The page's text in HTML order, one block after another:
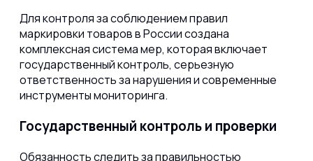
Для контроля за соблюдением правил
маркировки товаров в России создана
комплексная система мер, которая включает
государственный контроль, серьезную
ответственность за нарушения и современные
инструменты мониторинга.
Государственный контроль и проверки
Обязанность следить за правильностью